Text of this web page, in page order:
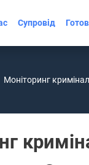
Супровід
Моніторинг